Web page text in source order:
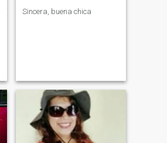
Sincera, buena chica